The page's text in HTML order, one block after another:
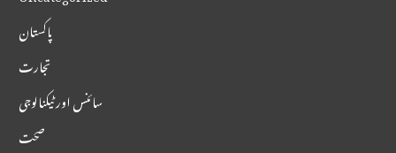
پاکستان
تجارت
سائنس اور ٹیکنالوجی
صحت